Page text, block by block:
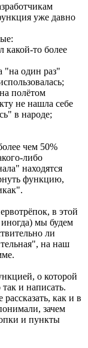
уже давно
то более
"на один раз"
полётом
не нашла себе
в народе;
чем 50%
либо
находятся
функцию,
в этой
мы будем
ли
на наш
о которой
и написать.
как и в
зачем
и пункты